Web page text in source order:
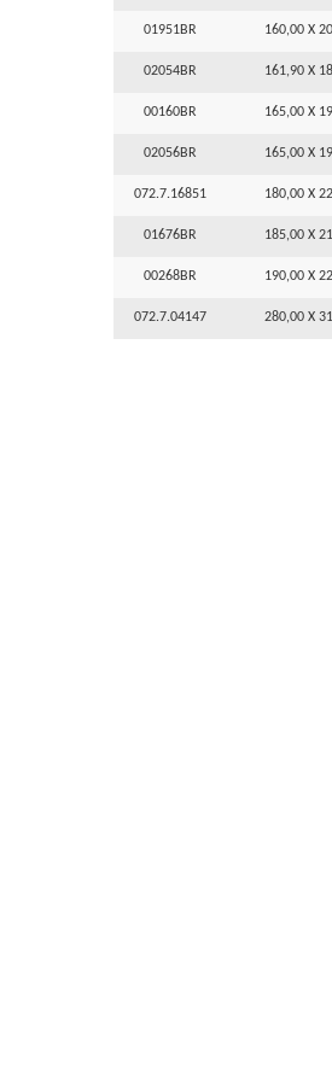
01951BR 160,00 X
02054BR 161,90 X
00160BR 165,00 X
02056BR 165,00 X
072.7.16851 180,00 X
01676BR 185,00 X
00268BR 190,00 X
072.7.04147 280,00 X